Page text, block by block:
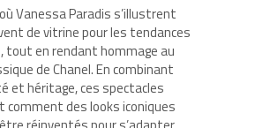
Vanessa Paradis s’illustrent
de vitrine pour les tendances
tout en rendant hommage au
de Chanel. En combinant
et héritage, ces spectacles
des looks iconiques